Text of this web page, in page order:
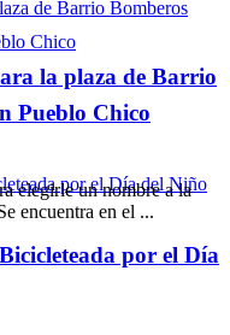
Pueblo Chico
por el Día
la plaza de Barrio
elegirle un nombre a la
encuentra en el ...